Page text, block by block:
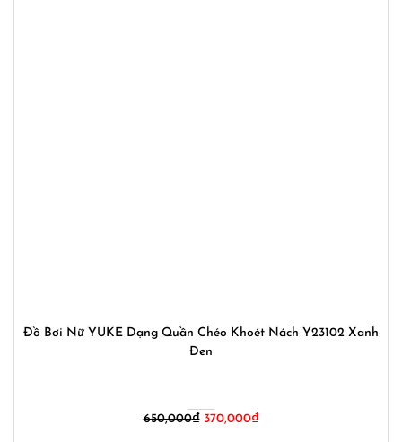
Đồ Bơi Nữ YUKE Dạng Quần Chéo Khoét Nách Y23102 Xanh
Đen
650,000₫ Giá
370,000₫Giá